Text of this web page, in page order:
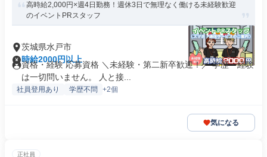
高時給2,000円×週4日勤務！週休3日で無理なく働ける未経験歓迎
のイベントPRスタッフ
茨城県水戸市
時給2000円以上
資格・経験 応募資格 ＼未経験・第二新卒歓迎！／ 学歴・経験
は一切問いません。 人と接...
社員登用あり 学歴不問 +2個
気になる
正社員